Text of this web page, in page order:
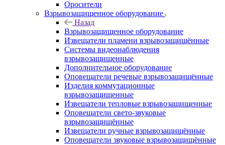
Оросители
Взрывозащищенное оборудование
Назад
Взрывозащищенное оборудование
Извещатели пламени взрывозащищённые
Системы видеонаблюдения
взрывозащищенные
Дополнительное оборудование
Оповещатели речевые взрывозащищённые
Изделия коммутационные
взрывозащищенные
Извещатели тепловые взрывозащищенные
Оповещатели свето-звуковые
взрывозащищённые
Извещатели ручные взрывозащищённые
Оповещатели звуковые взрывозащищённые